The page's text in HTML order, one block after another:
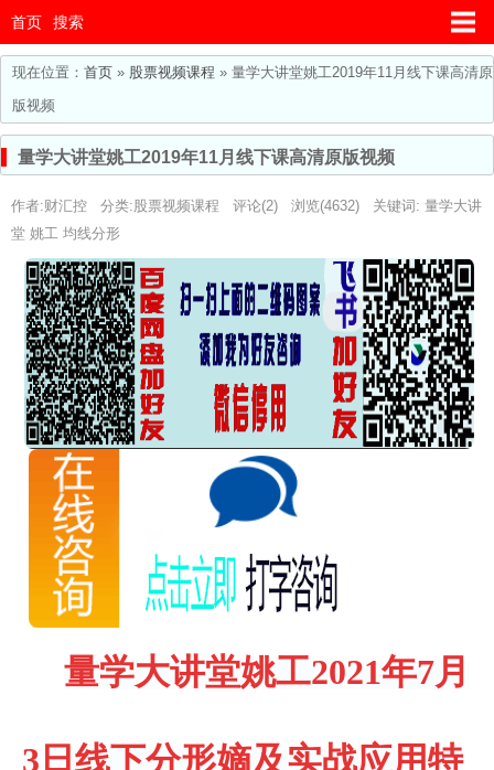
首页 搜索
现在位置： 首页 » 股票视频课程 » 量学大讲堂姚工2019年11月线下课高清原
版视频
量学大讲堂姚工2019年11月线下课高清原版视频
作者:财汇控 分类:股票视频课程 评论(2) 浏览(4632) 关键词: 量学大讲
堂 姚工 均线分形
量学大讲堂姚工2021年7月
3日线下分形嫡及实战应用特